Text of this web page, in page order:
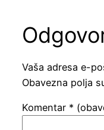
Vaša adresa e-
Obavezna polja
Komentar *